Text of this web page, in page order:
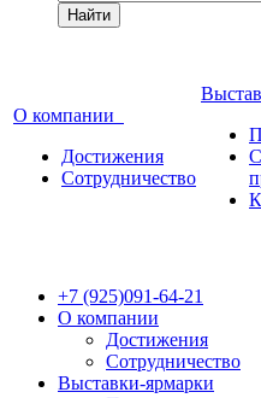
Найти
О компании
Достижения
Сотрудничество
+7 (925)091-64-21
О компании
Достижения
Сотрудничество
Выставки-ярмарки